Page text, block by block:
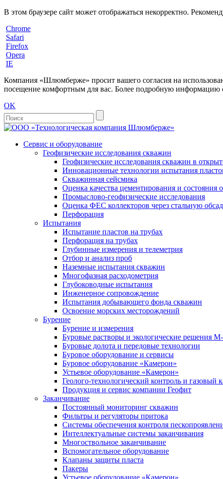
В этом браузере сайт может отображаться некорректно.
Chrome
Safari
Firefox
Opera
IE
Компания «Шлюмберже» просит вашего согласия на
посещение комфортным для вас. Более подробную информацию
OK
Сервис и оборудование
Геофизические исследования скважин
Геофизические исследования скважин в
Инновационные технологии испытания
Скважинная сейсмика
Оценка качества цементирования и состояния
Промыслово-геофизические исследования
Оценка ФЕС коллекторов через стальную
Перфорация
Испытания
Испытание пластов на трубах
Перфорация на трубах
Глубинные измерения и телеметрия
Отбор и анализ проб
Наземные испытания скважин
Многофазная расходометрия
Глубоководные испытания
Инженерное сопровождение
Испытания добывающего фонда скважин
Освоение морских месторождений
Бурение
Бурение и измерения
Буровые растворы и экологические решения
Буровые долота и передовые технологии
Буровое оборудование и сервисы
Буровое оборудование «Камерон»
Устьевое оборудование «Камерон»
Геолого-технологический контроль и газовый
Продукция и сервис компании Геофит
Заканчивание
Постоянный мониторинг скважин
Фильтры и регуляторы притока
Cистемы обеспечения контроля
Интеллектуальные системы заканчивания
Многоствольное заканчивание
Вспомогательное оборудование
Клапаны защиты пласта
Пакеры
Устьевое оборудование «Камерон»